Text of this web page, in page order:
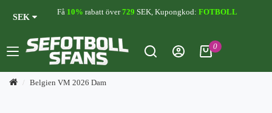
SEK
Få 10% rabatt över729 SEK, Kupongkod: FOTBOLL
0
Belgien VM 2026 Dam